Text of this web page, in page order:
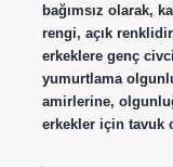
bağımsız olarak,
rengi, açık
erkeklere genç
yumurtlama
amirlerine,
erkekler için tavuk